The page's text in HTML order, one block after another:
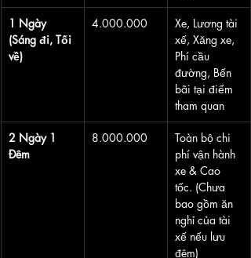
1 Ngày
(Sáng đi, Tối
về)
4.000.000
Xe, Lương tài
xế, Xăng xe,
Phí cầu
đường, Bến
bãi tại điểm
tham quan
2 Ngày 1
Đêm
8.000.000
Toàn bộ chi
phí vận hành
xe & Cao
tốc. (Chưa
bao gồm ăn
nghỉ của tài
xế nếu lưu
đêm)